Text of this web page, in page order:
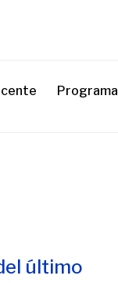
Programa
último